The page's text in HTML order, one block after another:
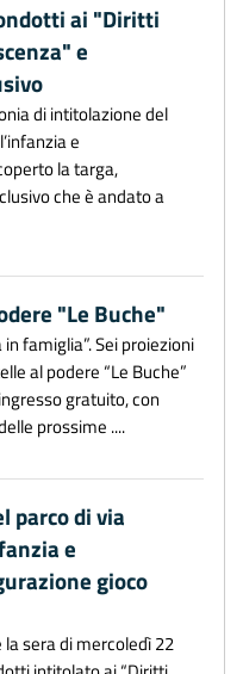
ai "Diritti
e
di intitolazione del
e
la targa,
che è andato a
"Le Buche"
famiglia”. Sei proiezioni
al podere “Le Buche”
gratuito, con
prossime ....
parco di via
e
gioco
sera di mercoledì 22